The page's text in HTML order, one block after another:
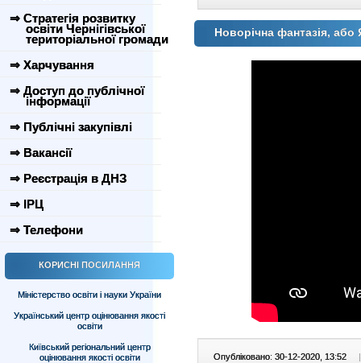
⇒ Стратегія розвитку
освіти Чернігівської
територіальної громади
⇒ Харчування
⇒ Доступ до публічної
інформації
⇒ Публічні закупівлі
⇒ Вакансії
⇒ Реєстрація в ДНЗ
⇒ ІРЦ
⇒ Телефони
КОРИСНІ ПОСИЛАННЯ
Міністерство освіти і науки України
Український центр оцінювання якості
освіти
Київський регіональний центр
оцінювання якості освіти
Новорічна фантазія,
Опубліковано: 30-12-2020, 13:52 |